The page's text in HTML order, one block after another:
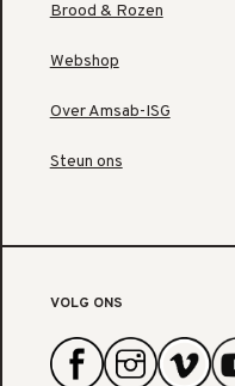
Brood & Rozen
Webshop
Over Amsab-ISG
Steun ons
VOLG ONS